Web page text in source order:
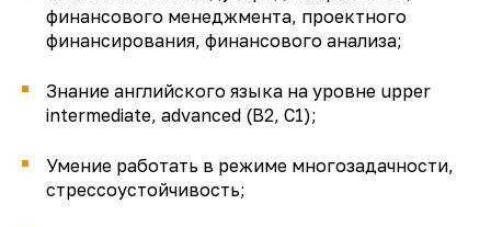
финансового менеджмента, проектного
финансирования, финансового анализа;
Знание английского языка на уровне upper
intermediate, advanced (B2, C1);
Умение работать в режиме многозадачности,
стрессоустойчивость;